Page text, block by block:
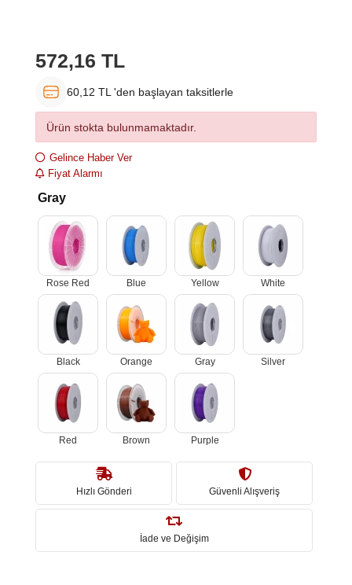
572,16 TL
60,12 TL 'den başlayan taksitlerle
Ürün stokta bulunmamaktadır.
Gelince Haber Ver
Fiyat Alarmı
Gray
Rose Red Blue Yellow White
Black Orange Gray Silver
Red Brown Purple
Hızlı Gönderi Güvenli Alışveriş
İade ve Değişim